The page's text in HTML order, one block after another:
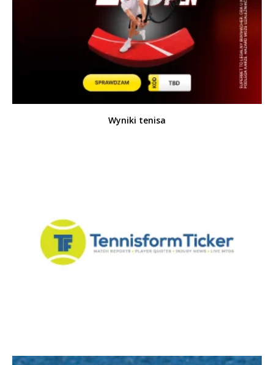
Wyniki tenisa